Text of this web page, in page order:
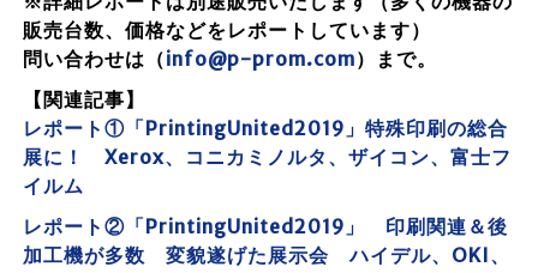
販売台数、価格などをレポートしています）
問い合わせは（info@p-prom.com）まで。
【関連記事】
レポート①「PrintingUnited2019」特殊印刷の総合
展に！ Xerox、コニカミノルタ、ザイコン、富士フ
イルム
レポート②「PrintingUnited2019」 印刷関連＆後
加工機が多数 変貌遂げた展示会 ハイデル、OKI、